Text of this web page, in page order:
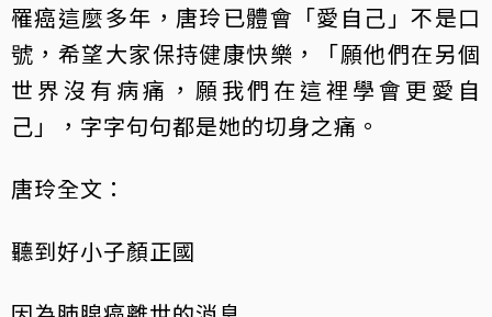
罹癌這麼多年，唐玲已體會「愛自己」不是口
號，希望大家保持健康快樂，「願他們在另個
世界沒有病痛，願我們在這裡學會更愛自
己」，字字句句都是她的切身之痛。
唐玲全文：
聽到好小子顏正國